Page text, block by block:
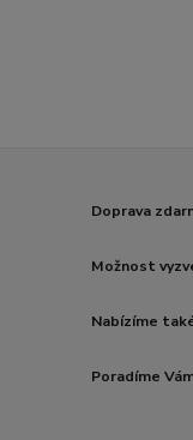
Doprava
Možnost
Nabízíme
Poradíme